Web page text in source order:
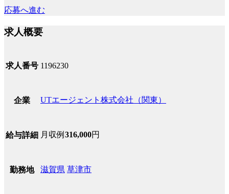
応募へ進む
求人概要
求人番号 1196230
企業 UTエージェント株式会社（関東）
給与詳細 月収例 316,000円
勤務地 滋賀県 草津市